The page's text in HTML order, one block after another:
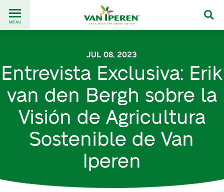
content
Back
to
MENU
JUL 08, 2023
Entrevista Exclusiva: Erik
van den Bergh sobre la
Visión de Agricultura
Sostenible de Van
Iperen